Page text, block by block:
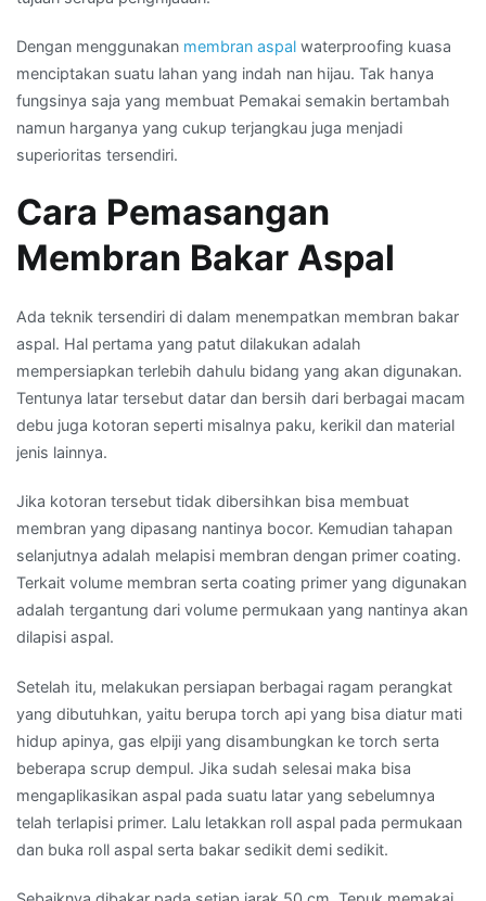
Dengan menggunakan membran aspal waterproofing kuasa
menciptakan suatu lahan yang indah nan hijau. Tak hanya
fungsinya saja yang membuat Pemakai semakin bertambah
namun harganya yang cukup terjangkau juga menjadi
superioritas tersendiri.
Cara Pemasangan
Membran Bakar Aspal
Ada teknik tersendiri di dalam menempatkan membran bakar
aspal. Hal pertama yang patut dilakukan adalah
mempersiapkan terlebih dahulu bidang yang akan digunakan.
Tentunya latar tersebut datar dan bersih dari berbagai macam
debu juga kotoran seperti misalnya paku, kerikil dan material
jenis lainnya.
Jika kotoran tersebut tidak dibersihkan bisa membuat
membran yang dipasang nantinya bocor. Kemudian tahapan
selanjutnya adalah melapisi membran dengan primer coating.
Terkait volume membran serta coating primer yang digunakan
adalah tergantung dari volume permukaan yang nantinya akan
dilapisi aspal.
Setelah itu, melakukan persiapan berbagai ragam perangkat
yang dibutuhkan, yaitu berupa torch api yang bisa diatur mati
hidup apinya, gas elpiji yang disambungkan ke torch serta
beberapa scrup dempul. Jika sudah selesai maka bisa
mengaplikasikan aspal pada suatu latar yang sebelumnya
telah terlapisi primer. Lalu letakkan roll aspal pada permukaan
dan buka roll aspal serta bakar sedikit demi sedikit.